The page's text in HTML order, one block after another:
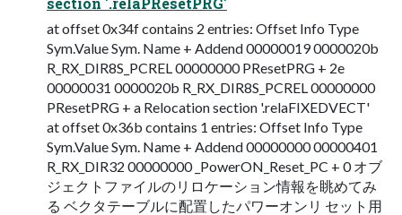
at offset 0x34f contains 2 entries: Offset Info Type
Sym.Value Sym. Name + Addend 00000019 0000020b
R_RX_DIR8S_PCREL 00000000 PResetPRG + 2e
00000031 0000020b R_RX_DIR8S_PCREL 00000000
PResetPRG + a Relocation section '.relaFIXEDVECT'
at offset 0x36b contains 1 entries: Offset Info Type
Sym.Value Sym. Name + Addend 00000000 00000401
R_RX_DIR32 00000000 _PowerON_Reset_PC + 0 オブ
ジェクトファイルのリロケーション情報を眺めてみ
る ベクタテーブルに配置したパワーオンリ セット用